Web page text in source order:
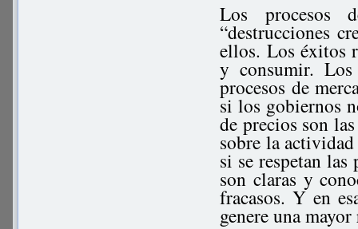
Los procesos
“destrucciones
ellos. Los éxitos
y consumir. Los
procesos de
si los gobiernos
de precios son
sobre la
si se respetan
son claras y
fracasos. Y en
genere una